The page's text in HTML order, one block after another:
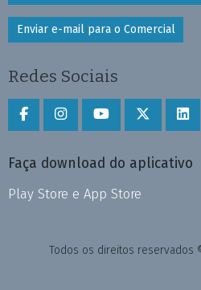
Enviar e-mail para o Comercial
Redes Sociais
Faça download do aplicativo
Play Store e App Store
Todos os direitos reservados